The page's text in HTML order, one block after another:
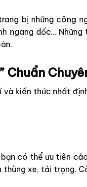
bị những công
ngang dốc…
Chuẩn
kiến thức nhất
có thể ưu tiên
thùng xe, tải